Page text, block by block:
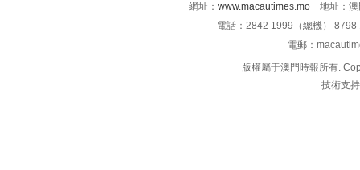
網址： www.macautimes.mo 地址：澳
電話：2842 1999（總機）
電郵：
版權屬于澳門時報所有.
技術支